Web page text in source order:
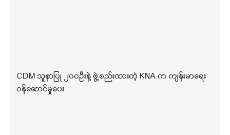
CDM သူနာပြု ၂၀၀ဦးနဲ့ ဖွဲ့စည်းထားတဲ့ KNA က ကျန်းမာရေး
ဝန်ဆောင်မှုပေး